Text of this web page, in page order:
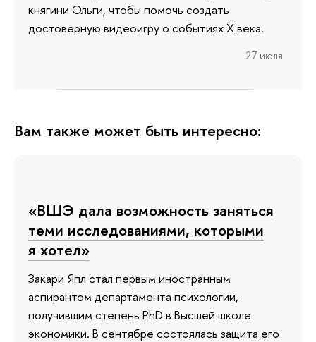
княгини Ольги, чтобы помочь создать
достоверную видеоигру о событиях X века.
27 июля
Вам также может быть интересно:
«ВШЭ дала возможность заняться
теми исследованиями, которыми
я хотел»
Закари Япл стал первым иностранным
аспирантом департамента психологии,
получившим степень PhD в Высшей школе
экономики. В сентябре состоялась защита его